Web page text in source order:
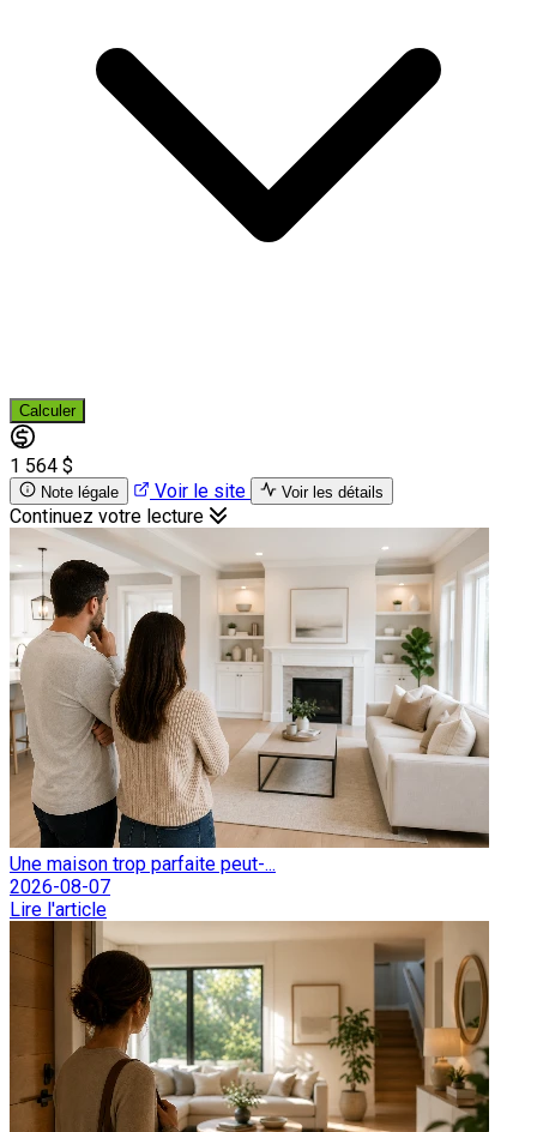
Calculer
1 564 $
Note légale Voir le site Voir les détails
Continuez votre lecture
Une maison trop parfaite peut-...
2026-08-07
Lire l'article